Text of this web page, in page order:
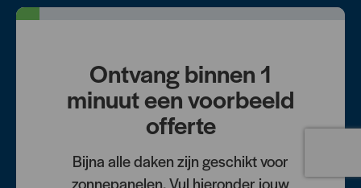
Ontvang binnen 1
minuut een voorbeeld
offerte
Bijna alle daken zijn geschikt voor